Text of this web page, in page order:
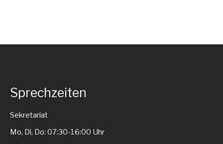
Sprechzeiten
Sekretariat
Mo, Di, Do: 07:30-16:00 Uhr